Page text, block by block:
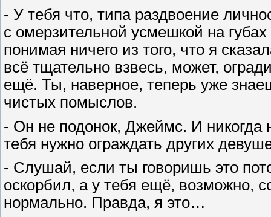
- У тебя что, типа раздвоение
с омерзительной усмешкой на
понимая ничего из того, что я
всё тщательно взвесь, может,
ещё. Ты, наверное, теперь уже
чистых помыслов.
- Он не подонок, Джеймс. И никогда
тебя нужно ограждать других
- Слушай, если ты говоришь это
оскорбил, а у тебя ещё, возможно,
нормально. Правда, я это…